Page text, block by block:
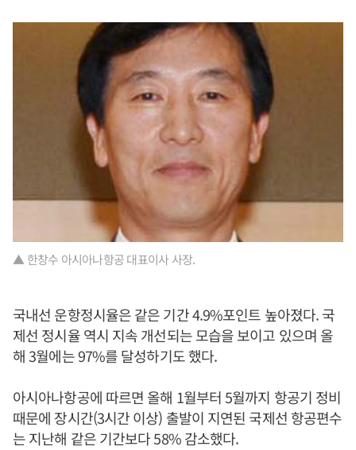
▲ 한창수 아시아나항공 대표이사 사장.
국내선 운항정시율은 같은 기간 4.9%포인트 높아졌다. 국
제선 정시율 역시 지속 개선되는 모습을 보이고 있으며 올
해 3월에는 97%를 달성하기도 했다.
아시아나항공에 따르면 올해 1월부터 5월까지 항공기 정비
때문에 장시간(3시간 이상) 출발이 지연된 국제선 항공편수
는 지난해 같은 기간보다 58% 감소했다.